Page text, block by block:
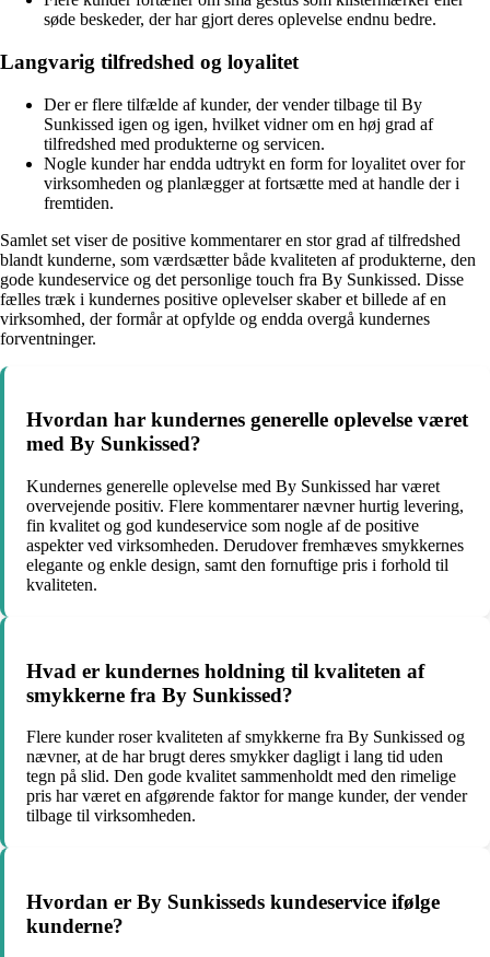
søde beskeder, der har gjort deres oplevelse endnu bedre.
Langvarig tilfredshed og loyalitet
Der er flere tilfælde af kunder, der vender tilbage til By
Sunkissed igen og igen, hvilket vidner om en høj grad af
tilfredshed med produkterne og servicen.
Nogle kunder har endda udtrykt en form for loyalitet over for
virksomheden og planlægger at fortsætte med at handle der i
fremtiden.
Samlet set viser de positive kommentarer en stor grad af tilfredshed
blandt kunderne, som værdsætter både kvaliteten af produkterne, den
gode kundeservice og det personlige touch fra By Sunkissed. Disse
fælles træk i kundernes positive oplevelser skaber et billede af en
virksomhed, der formår at opfylde og endda overgå kundernes
forventninger.
Hvordan har kundernes generelle oplevelse været
med By Sunkissed?
Kundernes generelle oplevelse med By Sunkissed har været
overvejende positiv. Flere kommentarer nævner hurtig levering,
fin kvalitet og god kundeservice som nogle af de positive
aspekter ved virksomheden. Derudover fremhæves smykkernes
elegante og enkle design, samt den fornuftige pris i forhold til
kvaliteten.
Hvad er kundernes holdning til kvaliteten af
smykkerne fra By Sunkissed?
Flere kunder roser kvaliteten af smykkerne fra By Sunkissed og
nævner, at de har brugt deres smykker dagligt i lang tid uden
tegn på slid. Den gode kvalitet sammenholdt med den rimelige
pris har været en afgørende faktor for mange kunder, der vender
tilbage til virksomheden.
Hvordan er By Sunkisseds kundeservice ifølge
kunderne?